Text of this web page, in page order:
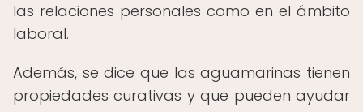
las relaciones personales como en el ámbito
laboral.
Además, se dice que las aguamarinas tienen
propiedades curativas y que pueden ayudar